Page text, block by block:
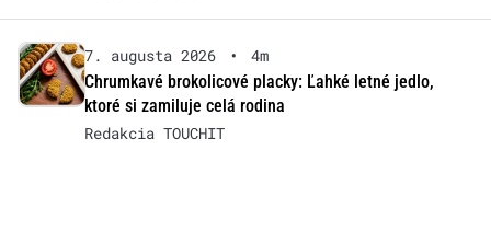
7. augusta 2026 •
4m
Chrumkavé brokolicové placky: Ľahké letné jedlo,
ktoré si zamiluje celá rodina
Redakcia TOUCHIT